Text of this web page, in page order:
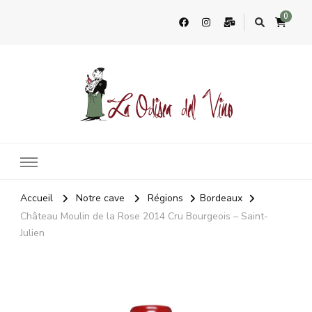
0
Accueil Notre cave Régions
Bordeaux
Château Moulin de la Rose 2014 Cru Bourgeois – Saint-
Julien